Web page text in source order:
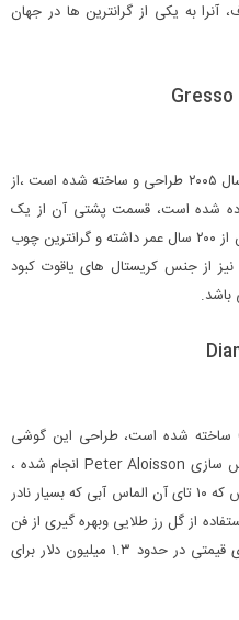
یاقوت در اطراف، آنرا به یکی از گرانترین ها در جهان
این گوشی فوق العاده لوکس و زیبا که در سال ۲۰۰۵ طراحی و ساخته شده است ،از
شده است، قسمت پشتی آن از یک
نوع چوب خاص آفریقایی می باشد که بیش از ۲۰۰ سال عمر داشته و گرانترین چوب
از جنس کریستال های یاقوت کبود
این گوشی هوشمند بر پایه ی ویندوز CE ساخته شده است، طراحی این گوشی
گران قیمت و زیبا توسط شرکت لوازم لوکس سازی Peter Aloisson انجام شده ،
پوشش منحصر بفرد این گوشی از ۵۰ الماس که ۱۰ تای آن الماس آبی که بسیار نادر
از گل رز طلایی وبهره گیری از فن
آوری محافظ در برابر آدم ربایی و باج گیری قیمتی در حدود ۱.۳ میلیون دلار برای